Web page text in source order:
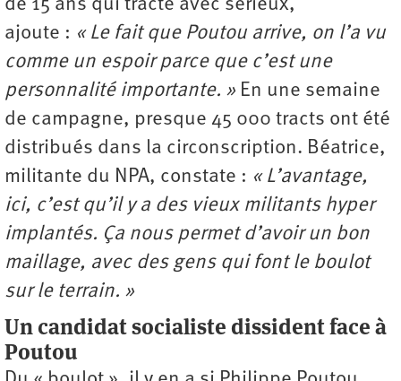
de 15 ans qui tracte avec sérieux,
ajoute : « Le fait que Poutou arrive, on l’a vu
comme un espoir parce que c’est une
personnalité importante. » En une semaine
de campagne, presque 45 000 tracts ont été
distribués dans la circonscription. Béatrice,
militante du NPA, constate : « L’avantage,
ici, c’est qu’il y a des vieux militants hyper
implantés. Ça nous permet d’avoir un bon
maillage, avec des gens qui font le boulot
sur le terrain. »
Un candidat socialiste dissident face à
Poutou